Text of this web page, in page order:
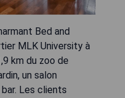
Bed and
MLK University à
km du zoo de
un salon
Les clients